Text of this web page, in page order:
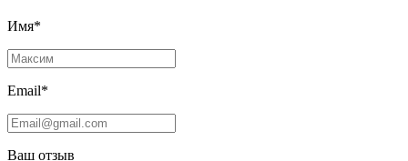
Имя*
Email*
Ваш отзыв